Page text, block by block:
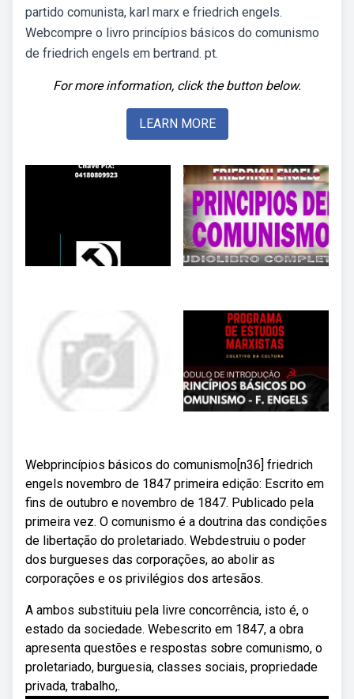
partido comunista, karl marx e friedrich engels.
Webcompre o livro princípios básicos do comunismo
de friedrich engels em bertrand. pt.
For more information, click the button below.
LEARN MORE
Webprincípios básicos do comunismo[n36] friedrich
engels novembro de 1847 primeira edição: Escrito em
fins de outubro e novembro de 1847. Publicado pela
primeira vez. O comunismo é a doutrina das condições
de libertação do proletariado. Webdestruiu o poder
dos burgueses das corporações, ao abolir as
corporações e os privilégios dos artesãos.
A ambos substituiu pela livre concorrência, isto é, o
estado da sociedade. Webescrito em 1847, a obra
apresenta questões e respostas sobre comunismo, o
proletariado, burguesia, classes sociais, propriedade
privada, trabalho,.